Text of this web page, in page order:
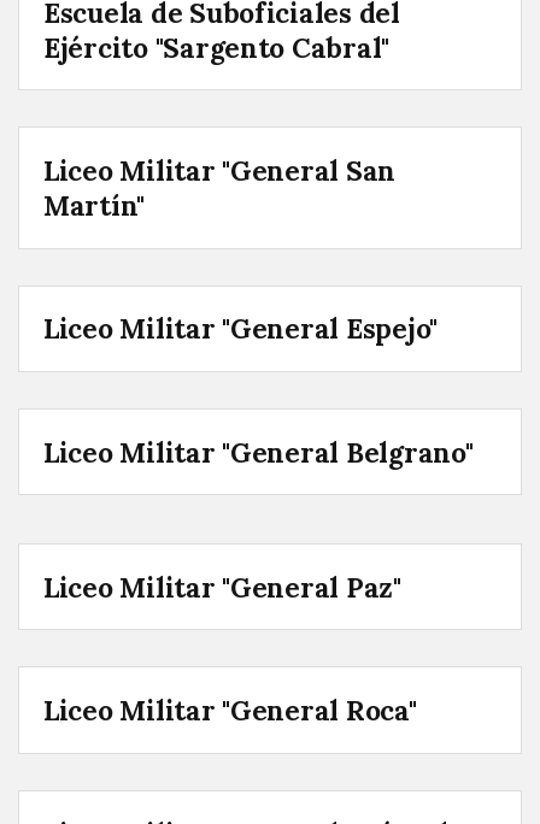
Escuela de Suboficiales del
Ejército "Sargento Cabral"
Liceo Militar "General San
Martín"
Liceo Militar "General Espejo"
Liceo Militar "General Belgrano"
Liceo Militar "General Paz"
Liceo Militar "General Roca"